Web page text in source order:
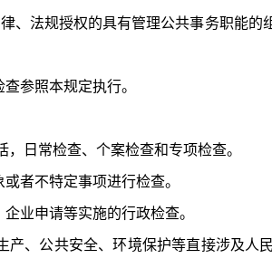
、法规授权的具有管理公共事务职能的
参照本规定执行。
日常检查、个案检查和专项检查。
者不特定事项进行检查。
业申请等实施的行政检查。
、公共安全、环境保护等直接涉及人